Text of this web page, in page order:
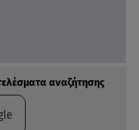
αναζήτησης